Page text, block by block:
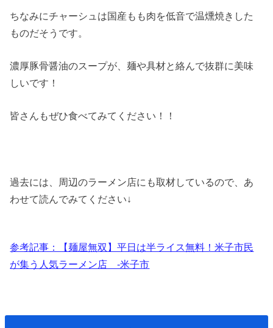
ちなみにチャーシュは国産もも肉を低音で温燻焼きした
ものだそうです。
濃厚豚骨醤油のスープが、麺や具材と絡んで抜群に美味
しいです！
皆さんもぜひ食べてみてください！！
過去には、周辺のラーメン店にも取材しているので、あ
わせて読んでみてください↓
参考記事：【麺屋無双】平日は半ライス無料！米子市民
が集う人気ラーメン店 -米子市